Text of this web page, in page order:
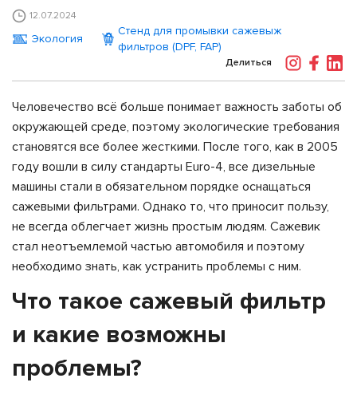
12.07.2024
Экология
Стенд для промывки сажевыж
фильтров (DPF, FAP)
Делиться
Человечество всё больше понимает важность заботы об
окружающей среде, поэтому экологические требования
становятся все более жесткими. После того, как в 2005
году вошли в силу стандарты Euro-4, все дизельные
машины стали в обязательном порядке оснащаться
сажевыми фильтрами. Однако то, что приносит пользу,
не всегда облегчает жизнь простым людям. Сажевик
стал неотъемлемой частью автомобиля и поэтому
необходимо знать, как устранить проблемы с ним.
Что такое сажевый фильтр
и какие возможны
проблемы?